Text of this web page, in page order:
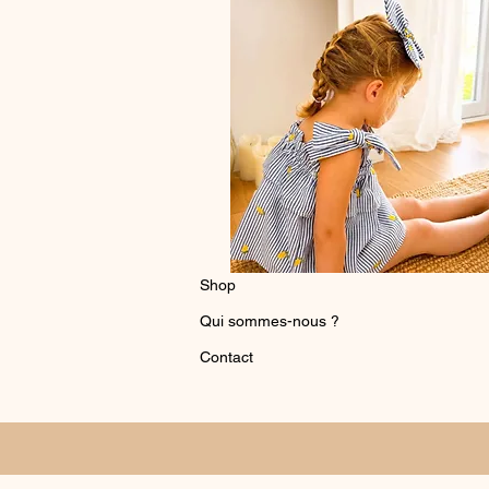
Shop
Qui sommes-nous ?
Contact